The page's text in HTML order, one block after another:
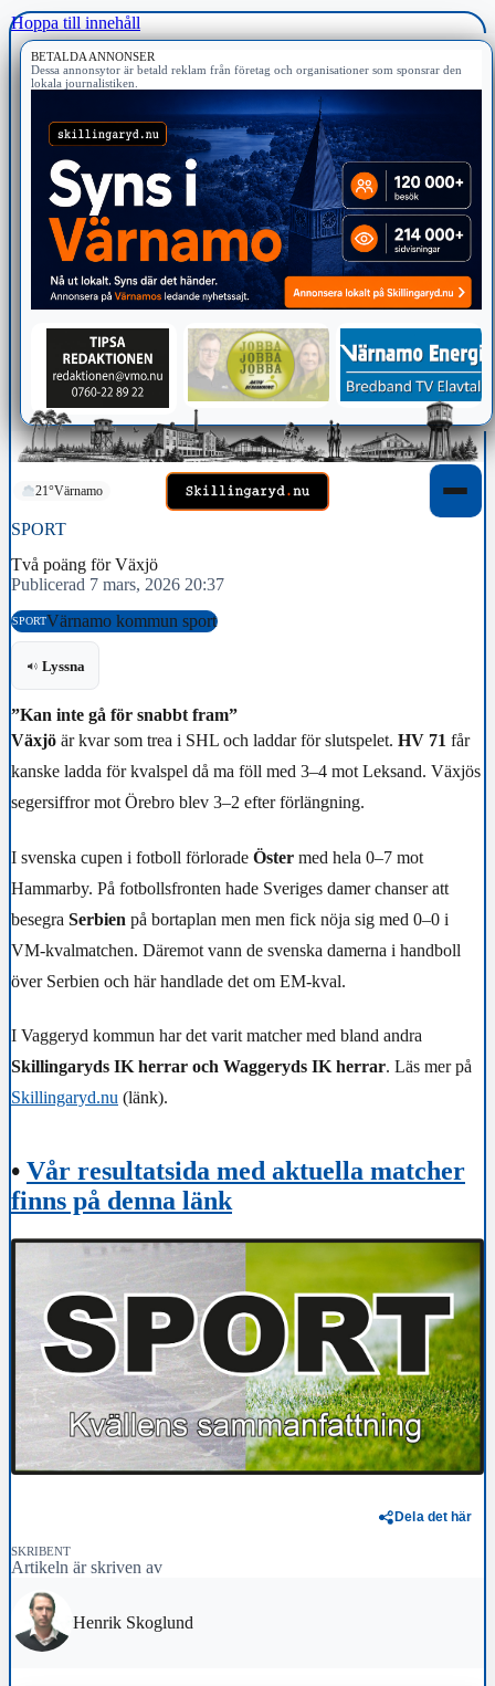
Hoppa till innehåll
BETALDA ANNONSER
Dessa annonsytor är betald reklam från företag och organisationer som sponsrar den
lokala journalistiken.
21°Värnamo
SPORT
Två poäng för Växjö
Publicerad 7 mars, 2026 20:37
SPORTVärnamo kommun sport
Lyssna
”Kan inte gå för snabbt fram”
Växjö är kvar som trea i SHL och laddar för slutspelet. HV 71 får
kanske ladda för kvalspel då ma föll med 3–4 mot Leksand. Växjös
segersiffror mot Örebro blev 3–2 efter förlängning.
I svenska cupen i fotboll förlorade Öster med hela 0–7 mot
Hammarby. På fotbollsfronten hade Sveriges damer chanser att
besegra Serbien på bortaplan men men fick nöja sig med 0–0 i
VM-kvalmatchen. Däremot vann de svenska damerna i handboll
över Serbien och här handlade det om EM-kval.
I Vaggeryd kommun har det varit matcher med bland andra
Skillingaryds IK herrar och Waggeryds IK herrar. Läs mer på
Skillingaryd.nu (länk).
• Vår resultatsida med aktuella matcher
finns på denna länk
Dela det här
SKRIBENT
Artikeln är skriven av
Henrik Skoglund